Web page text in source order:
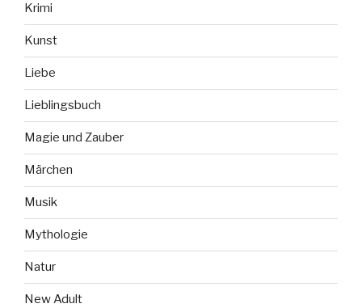
Krimi
Kunst
Liebe
Lieblingsbuch
Magie und Zauber
Märchen
Musik
Mythologie
Natur
New Adult